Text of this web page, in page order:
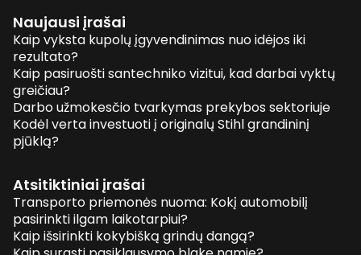
Naujausi įrašai
Kaip vyksta kupolų įgyvendinimas nuo idėjos iki
rezultato?
Kaip pasiruošti santechniko vizitui, kad darbai vyktų
greičiau?
Darbo užmokesčio tvarkymas prekybos sektoriuje
Kodėl verta investuoti į originalų Stihl grandininį
pjūklą?
Atsitiktiniai įrašai
Transporto priemonės nuoma: Kokį automobilį
pasirinkti ilgam laikotarpiui?
Kaip išsirinkti kokybišką grindų dangą?